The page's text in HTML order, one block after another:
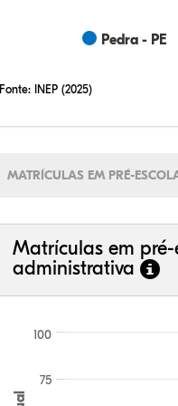
Pedra - PE
Fonte: INEP (2025)
MATRÍCULAS EM PRÉ-
Matrículas em
administrativa
100
75